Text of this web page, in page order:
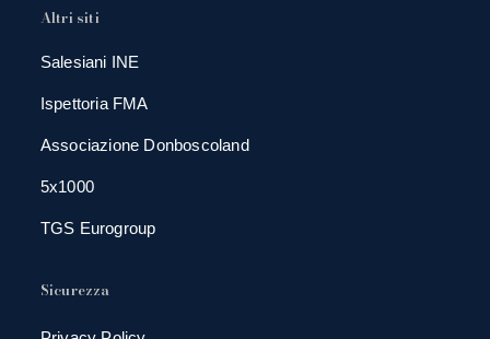
Altri siti
Salesiani INE
Ispettoria FMA
Associazione Donboscoland
5x1000
TGS Eurogroup
Sicurezza